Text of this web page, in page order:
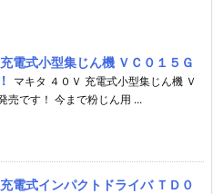
電式小型集じん機 ＶＣ０１５Ｇ
マキタ ４０Ｖ 充電式小型集じん機 Ｖ
売です！ 今まで粉じん用 ...
電式インパクトドライバ ＴＤ０